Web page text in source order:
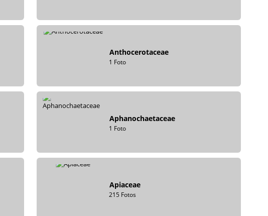
Anthocerotaceae
1 Foto
Aphanochaetaceae
1 Foto
Apiaceae
215 Fotos